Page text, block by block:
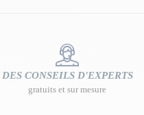
DES CONSEILS D'EXPERTS
gratuits et sur mesure